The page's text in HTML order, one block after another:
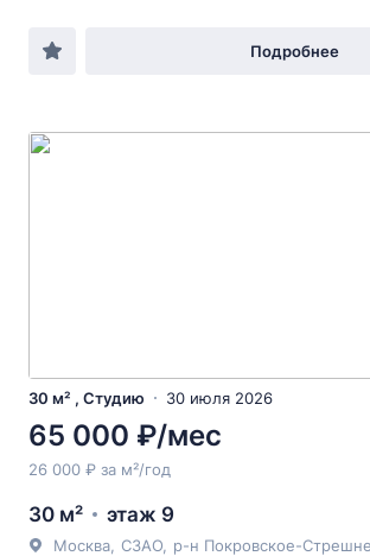
Подробнее
30 м² , Студию 30 июля 2026
65 000 ₽/мес
26 000 ₽ за м²/год
30 м² этаж 9
Москва СЗАО р-н Покровское-